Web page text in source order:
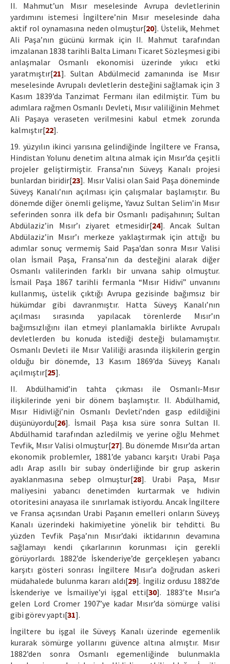
II. Mahmut’un Mısır meselesinde Avrupa devletlerinin
yardımını istemesi İngiltere’nin Mısır meselesinde daha
aktif rol oynamasına neden olmuştur[20]. Üstelik, Mehmet
Ali Paşa’nın gücünü kırmak için II. Mahmut tarafından
imzalanan 1838 tarihli Balta Limanı Ticaret Sözleşmesi gibi
anlaşmalar Osmanlı ekonomisi üzerinde yıkıcı etki
yaratmıştır[21]. Sultan Abdülmecid zamanında ise Mısır
meselesinde Avrupalı devletlerin desteğini sağlamak için 3
Kasım 1839’da Tanzimat Fermanı ilan edilmiştir. Tüm bu
adımlara rağmen Osmanlı Devleti, Mısır valiliğinin Mehmet
Ali Paşaya veraseten verilmesini kabul etmek zorunda
kalmıştır[22].
19. yüzyılın ikinci yarısına gelindiğinde İngiltere ve Fransa,
Hindistan Yolunu denetim altına almak için Mısır’da çeşitli
projeler geliştirmiştir. Fransa’nın Süveyş Kanalı projesi
bunlardan biridir[23]. Mısır Valisi olan Said Paşa döneminde
Süveyş Kanalı’nın açılması için çalışmalar başlamıştır. Bu
dönemde diğer önemli gelişme, Yavuz Sultan Selim’in Mısır
seferinden sonra ilk defa bir Osmanlı padişahının; Sultan
Abdülaziz’in Mısır’ı ziyaret etmesidir[24]. Ancak Sultan
Abdülaziz’in Mısır’ı merkeze yaklaştırmak için attığı bu
adımlar sonuç vermemiş Said Paşa’dan sonra Mısır Valisi
olan İsmail Paşa, Fransa’nın da desteğini alarak diğer
Osmanlı valilerinden farklı bir unvana sahip olmuştur.
İsmail Paşa 1867 tarihli fermanla “Mısır Hidivi” unvanını
kullanmış, üstelik çıktığı Avrupa gezisinde bağımsız bir
hükümdar gibi davranmıştır. Hatta Süveyş Kanalı’nın
açılması sırasında yapılacak törenlerde Mısır’ın
bağımsızlığını ilan etmeyi planlamakla birlikte Avrupalı
devletlerden bu konuda istediği desteği bulamamıştır.
Osmanlı Devleti ile Mısır Valiliği arasında ilişkilerin gergin
olduğu bir dönemde, 13 Kasım 1869’da Süveyş Kanalı
açılmıştır[25].
II. Abdülhamid’in tahta çıkması ile Osmanlı-Mısır
ilişkilerinde yeni bir dönem başlamıştır. II. Abdülhamid,
Mısır Hidivliği’nin Osmanlı Devleti’nden gasp edildiğini
düşünüyordu[26]. İsmail Paşa kısa süre sonra Sultan II.
Abdülhamid tarafından azledilmiş ve yerine oğlu Mehmet
Tevfik, Mısır Valisi olmuştur[27]. Bu dönemde Mısır’da artan
ekonomik problemler, 1881’de yabancı karşıtı Urabi Paşa
adlı Arap asıllı bir subay önderliğinde bir grup askerin
ayaklanmasına sebep olmuştur[28]. Urabi Paşa, Mısır
maliyesini yabancı denetimden kurtarmak ve hıdivin
otoritesini anayasa ile sınırlamak istiyordu. Ancak İngiltere
ve Fransa açısından Urabi Paşanın emelleri onların Süveyş
Kanalı üzerindeki hakimiyetine yönelik bir tehditti. Bu
yüzden Tevfik Paşa’nın Mısır’daki iktidarının devamına
sağlamayı kendi çıkarlarının korunması için gerekli
görüyorlardı. 1882’de İskenderiye’de gerçekleşen yabancı
karşıtı gösteri sonrası İngiltere Mısır’a doğrudan askeri
müdahalede bulunma kararı aldı[29]. İngiliz ordusu 1882’de
İskenderiye ve İsmailiye’yi işgal etti[30]. 1883’te Mısır’a
gelen Lord Cromer 1907’ye kadar Mısır’da sömürge valisi
gibi görev yaptı[31].
İngiltere bu işgal ile Süveyş Kanalı üzerinde egemenlik
kurarak sömürge yollarını güvence altına almıştır. Mısır
1882’den sonra Osmanlı egemenliğinde bulunmakla